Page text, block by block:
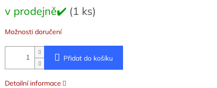
cena:
v prodejně✔️ (1 ks)
Možnosti doručení
Přidat do košíku
Detailní informace